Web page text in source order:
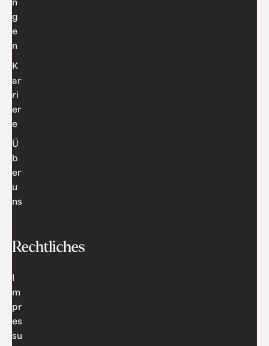
n
g
e
n
K
ar
ri
er
e
Ü
b
er
u
ns
Rechtliches
m
pr
es
su